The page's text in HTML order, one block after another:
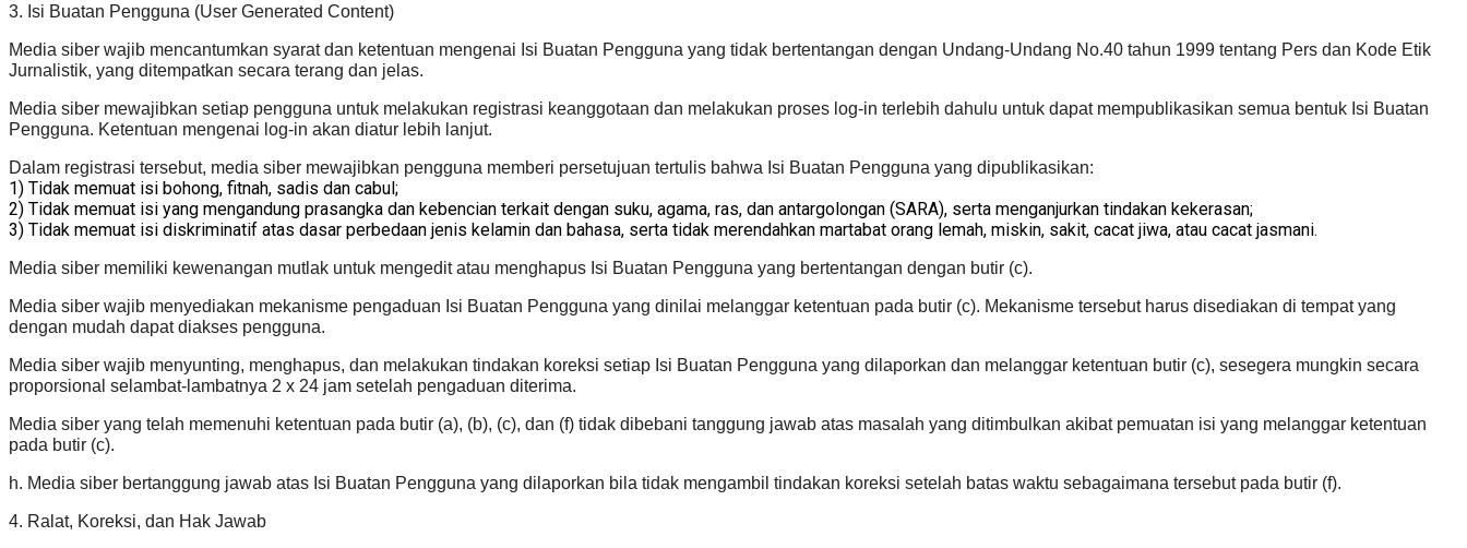
3. Isi Buatan Pengguna (User Generated Content)
Media siber wajib mencantumkan syarat dan ketentuan mengenai Isi Buatan Pengguna yang tidak bertentangan dengan Undang-Undang No.40 tahun 1999 tentang Pers dan Kode Etik
Jurnalistik, yang ditempatkan secara terang dan jelas.
Media siber mewajibkan setiap pengguna untuk melakukan registrasi keanggotaan dan melakukan proses log-in terlebih dahulu untuk dapat mempublikasikan semua bentuk Isi Buatan
Pengguna. Ketentuan mengenai log-in akan diatur lebih lanjut.
Dalam registrasi tersebut, media siber mewajibkan pengguna memberi persetujuan tertulis bahwa Isi Buatan Pengguna yang dipublikasikan:
1) Tidak memuat isi bohong, fitnah, sadis dan cabul;
2) Tidak memuat isi yang mengandung prasangka dan kebencian terkait dengan suku, agama, ras, dan antargolongan (SARA), serta menganjurkan tindakan kekerasan;
3) Tidak memuat isi diskriminatif atas dasar perbedaan jenis kelamin dan bahasa, serta tidak merendahkan martabat orang lemah, miskin, sakit, cacat jiwa, atau cacat jasmani.
Media siber memiliki kewenangan mutlak untuk mengedit atau menghapus Isi Buatan Pengguna yang bertentangan dengan butir (c).
Media siber wajib menyediakan mekanisme pengaduan Isi Buatan Pengguna yang dinilai melanggar ketentuan pada butir (c). Mekanisme tersebut harus disediakan di tempat yang
dengan mudah dapat diakses pengguna.
Media siber wajib menyunting, menghapus, dan melakukan tindakan koreksi setiap Isi Buatan Pengguna yang dilaporkan dan melanggar ketentuan butir (c), sesegera mungkin secara
proporsional selambat-lambatnya 2 x 24 jam setelah pengaduan diterima.
Media siber yang telah memenuhi ketentuan pada butir (a), (b), (c), dan (f) tidak dibebani tanggung jawab atas masalah yang ditimbulkan akibat pemuatan isi yang melanggar ketentuan
pada butir (c).
h. Media siber bertanggung jawab atas Isi Buatan Pengguna yang dilaporkan bila tidak mengambil tindakan koreksi setelah batas waktu sebagaimana tersebut pada butir (f).
4. Ralat, Koreksi, dan Hak Jawab